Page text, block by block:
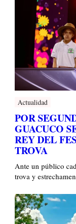
Actualidad
POR
GUACUCO
REY DEL
TROVA
Ante un público
trova y